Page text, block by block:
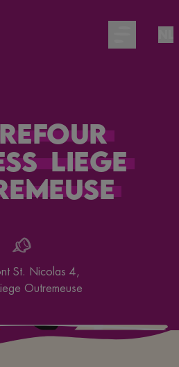
Open main
Liege
St. Nicolas 4,
Outremeuse